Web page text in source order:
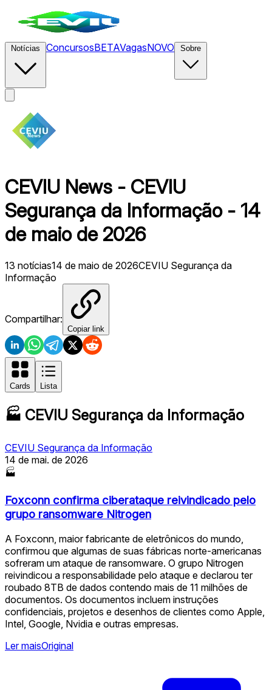
ConcursosBETAVagasNOVO
CEVIU News - CEVIU
Segurança da Informação - 14
de maio de 2026
13 notícias14 de maio de 2026CEVIU Segurança da
Informação
Compartilhar:
Copiar link
Cards Lista
🏭 CEVIU Segurança da Informação
CEVIU Segurança da Informação
14 de mai. de 2026
🏭
Foxconn confirma ciberataque reivindicado pelo
grupo ransomware Nitrogen
A Foxconn, maior fabricante de eletrônicos do mundo,
confirmou que algumas de suas fábricas norte-americanas
sofreram um ataque de ransomware. O grupo Nitrogen
reivindicou a responsabilidade pelo ataque e declarou ter
roubado 8TB de dados contendo mais de 11 milhões de
documentos. Os documentos incluem instruções
confidenciais, projetos e desenhos de clientes como Apple,
Intel, Google, Nvidia e outras empresas.
Ler maisOriginal